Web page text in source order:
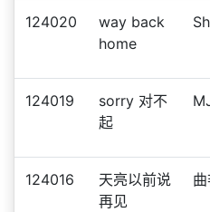
124020
way back
home
124019
sorry 对不
起
124016
天亮以前说
再见